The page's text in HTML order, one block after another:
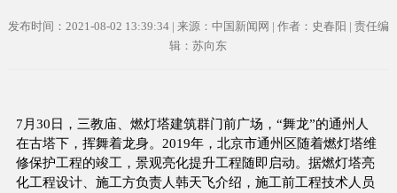
发布时间：2021-08-02 13:39:34 | 来源：中国新闻网 | 作者：史春阳 | 责任编
辑：苏向东
7月30日，三教庙、燃灯塔建筑群门前广场，“舞龙”的通州人
在古塔下，挥舞着龙身。2019年，北京市通州区随着燃灯塔维
修保护工程的竣工，景观亮化提升工程随即启动。据燃灯塔亮
化工程设计、施工方负责人韩天飞介绍，施工前工程技术人员